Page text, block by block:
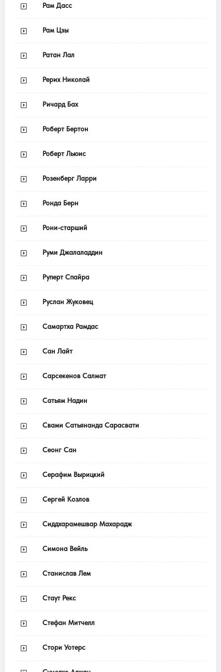
Рам Дасс
Рам Цзы
Ратан Лал
Рерих Николай
Ричард Бах
Роберт Бертон
Роберт Льюис
Розенберг Ларри
Ронда Берн
Рони-старший
Руми Джалаладдин
Руперт Спайра
Руслан Жуковец
Самартха Рамдас
Сан Лайт
Сарсекенов Салмат
Сатьям Надин
Свами Сатьянанда Сарасвати
Сеонг Сан
Серафим Вырицкий
Сергей Козлов
Сиддхарамешвар Махарадж
Симона Вейль
Станислав Лем
Стаут Рекс
Стефан Митчелл
Стори Уотерс